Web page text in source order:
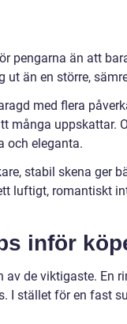
pengarna än att
än en större,
med flera
många uppskattar.
och eleganta.
stabil skena ger
luftigt, romantiskt
inför
de viktigaste. En
I stället för en fast